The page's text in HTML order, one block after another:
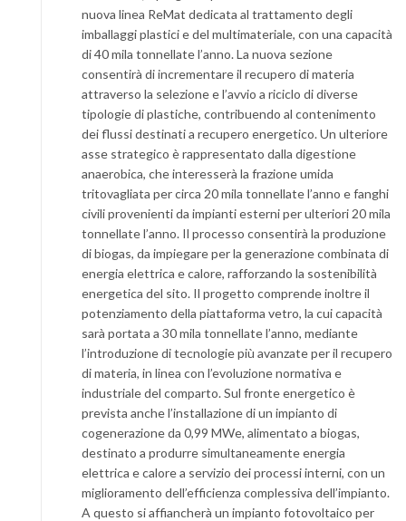
nuova linea ReMat dedicata al trattamento degli
imballaggi plastici e del multimateriale, con una capacità
di 40 mila tonnellate l’anno. La nuova sezione
consentirà di incrementare il recupero di materia
attraverso la selezione e l’avvio a riciclo di diverse
tipologie di plastiche, contribuendo al contenimento
dei flussi destinati a recupero energetico. Un ulteriore
asse strategico è rappresentato dalla digestione
anaerobica, che interesserà la frazione umida
tritovagliata per circa 20 mila tonnellate l’anno e fanghi
civili provenienti da impianti esterni per ulteriori 20 mila
tonnellate l’anno. Il processo consentirà la produzione
di biogas, da impiegare per la generazione combinata di
energia elettrica e calore, rafforzando la sostenibilità
energetica del sito. Il progetto comprende inoltre il
potenziamento della piattaforma vetro, la cui capacità
sarà portata a 30 mila tonnellate l’anno, mediante
l’introduzione di tecnologie più avanzate per il recupero
di materia, in linea con l’evoluzione normativa e
industriale del comparto. Sul fronte energetico è
prevista anche l’installazione di un impianto di
cogenerazione da 0,99 MWe, alimentato a biogas,
destinato a produrre simultaneamente energia
elettrica e calore a servizio dei processi interni, con un
miglioramento dell’efficienza complessiva dell’impianto.
A questo si affiancherà un impianto fotovoltaico per